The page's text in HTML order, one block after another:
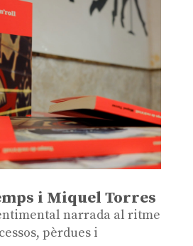
i Miquel Torres
narrada al ritme
pèrdues i